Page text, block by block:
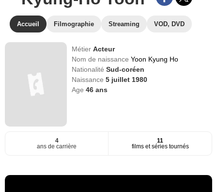
Accueil Filmographie Streaming VOD, DVD
MétierActeur
Nom de naissanceYoon Kyung Ho
NationalitéSud-coréen
Naissance5 juillet 1980
Age46 ans
4
ans de carrière
11
films et séries tournés